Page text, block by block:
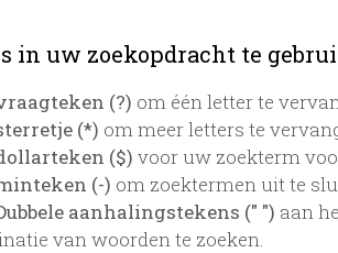
in uw zoekopdracht te
(?) om één letter te
(*) om meer letters te
($) voor uw zoekterm
(-) om zoektermen uit te
aanhalingstekens (" ") aan
van woorden te zoeken.